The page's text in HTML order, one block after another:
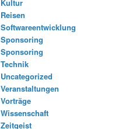
Kultur
Reisen
Softwareentwicklung
Sponsoring
Sponsoring
Technik
Uncategorized
Veranstaltungen
Vorträge
Wissenschaft
Zeitgeist